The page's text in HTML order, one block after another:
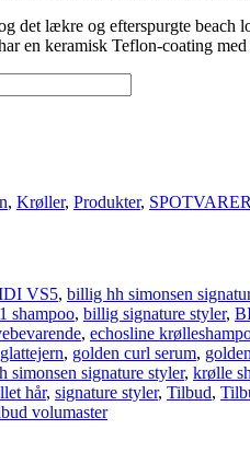
det lækre og efterspurgte
en keramisk Teflon-coating
, Krøller, Produkter, SPOTVARER
VS5, billig hh simonsen
shampoo, billig signature styler,
, echosline
, golden curl serum,
simonsen signature styler, krølle
hår, signature styler, Tilbud,
volumaster